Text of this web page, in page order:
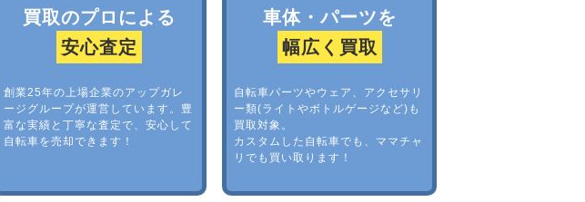
買取のプロによる
安心査定
創業25年の上場企業のアップガレ
ージグループが運営しています。豊
富な実績と丁寧な査定で、安心して
自転車を売却できます！
車体・パーツを
幅広く買取
自転車パーツやウェア、アクセサリ
ー類(ライトやボトルゲージなど)も
買取対象。
カスタムした自転車でも、ママチャ
リでも買い取ります！